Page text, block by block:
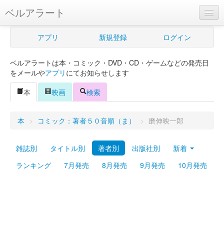
ベルアラート
ベルアラートとは
新規登録
ログイン
Myシェルフ
プレミアム
アプリ 新規登録 ログイン
ベルアラートは本・コミック・DVD・CD・ゲームなどの発売日
をメールやアプリ にてお知らせします
本
映画 検索
本 > コミック：著者５０音順（ま） > 磨伸映一郎
雑誌別 タイトル別 著者別 出版社別
新着
ランキング
7月発売 8月発売 9月発売 10月発売